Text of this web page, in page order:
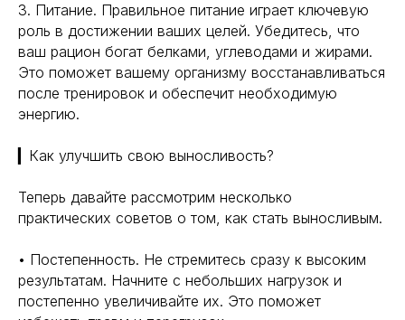
3. Питание. Правильное питание играет ключевую
роль в достижении ваших целей. Убедитесь, что
ваш рацион богат белками, углеводами и жирами.
Это поможет вашему организму восстанавливаться
после тренировок и обеспечит необходимую
энергию.
▎Как улучшить свою выносливость?
Теперь давайте рассмотрим несколько
практических советов о том, как стать выносливым.
• Постепенность. Не стремитесь сразу к высоким
результатам. Начните с небольших нагрузок и
постепенно увеличивайте их. Это поможет